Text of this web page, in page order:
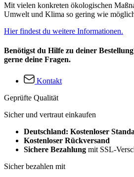
Mit vielen konkreten ökologischen
Umwelt und Klima so gering wie
Hier findest du weitere Informationen.
Benötigst du Hilfe zu deiner
gerne deine Fragen.
Kontakt
Geprüfte Qualität
Sicher und vertraut einkaufen
Deutschland: Kostenloser
Kostenloser Rückversand
Sichere Bezahlung mit SSL-
Sicher bezahlen mit